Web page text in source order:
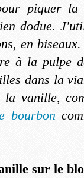
piquer la
dodue.
en
à la pulpe
dans la
la vanille,
bourbon
sur le